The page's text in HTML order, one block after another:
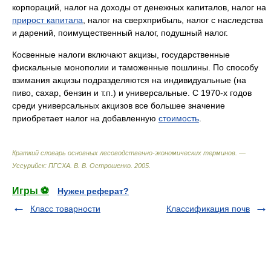
корпораций, налог на доходы от денежных капиталов, налог на
прирост капитала , налог на сверхприбыль, налог с наследства
и дарений, поимущественный налог, подушный налог.
Косвенные налоги включают акцизы, государственные
фискальные монополии и таможенные пошлины. По способу
взимания акцизы подразделяются на индивидуальные (на
пиво, сахар, бензин и т.п.) и универсальные. С 1970-х годов
среди универсальных акцизов все большее значение
приобретает налог на добавленную стоимость
Краткий словарь основных лесоводственно-экономических терминов. —
Уссурийск: ПГСХА В. В. Острошенко 2005
Игры ⚽
Нужен реферат?
Класс товарности
Классификация почв